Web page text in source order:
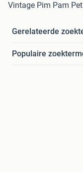
Vintage Pim Pam
Gerelateerde
Populaire